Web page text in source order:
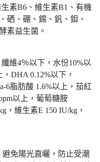
素B6、維生素B1、有機
硒、硼、錫、釩、鉬、
素益生菌。
維4％以下，水份10%以
DHA 0.12%以下，
6脂肪酸 1.6%以上，茄紅
以上，葡萄糖胺
，維生素E 150 IU/kg，
免陽光直曬，防止受潮